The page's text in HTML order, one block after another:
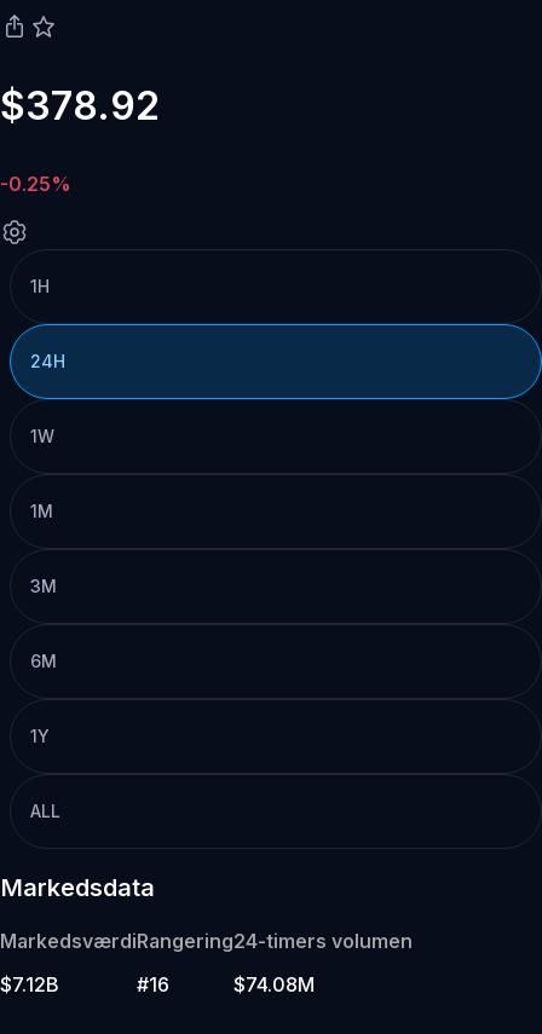
$378.92
-0.25%
1H
24H
1W
1M
3M
6M
1Y
ALL
Markedsdata
Markedsværdi
$7.12B
Rangering
#16
24-timers volumen
$74.08M